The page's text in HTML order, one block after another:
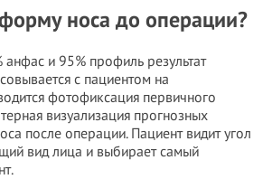
носа до операции?
и 95% профиль результат
с пациентом на
фотофиксация первичного
визуализация прогнозных
после операции. Пациент видит угол
вид лица и выбирает самый